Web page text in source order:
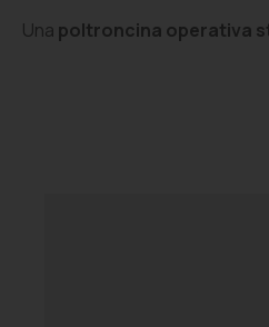
Una poltroncina operativa